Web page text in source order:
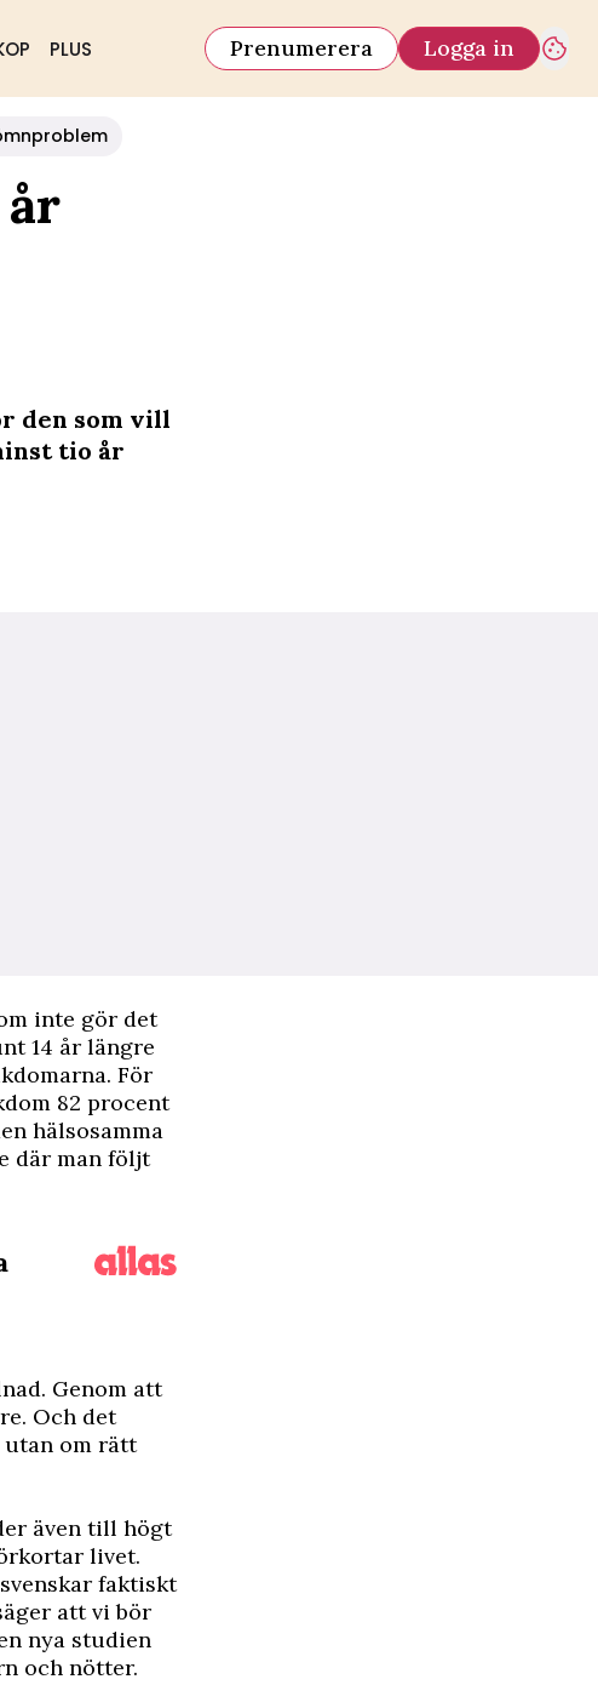
PLUS Prenumerera Logga in
den som vill
tio år
inte gör det
14 år längre
För
82 procent
hälsosamma
där man följt
Genom att
Och det
utan om rätt
även till högt
livet.
faktiskt
att vi bör
nya studien
och nötter.